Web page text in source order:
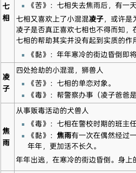
七
相
《苦》：七相失去焦雨后，有一
七相又喜欢上了小混混凌子，或许是
凌子是否真正喜欢七相也不得而知，
七相的帮助其实并没有起到实质的作
《黏》：年年寒冷的街边昏倒即
凌
子
四处抢劫的小混混，狮兽人
《苦》：七相的单恋对象。
《毒》：帮警察办事（凌子爸爸
焦
雨
从事贩毒活动的犬兽人
《毒》：七相在警校时期的班主
《黏》： 焦雨有一次在偶然经过
年年，更加活不长久。
年年出逃，在寒冷的街边昏倒。身上